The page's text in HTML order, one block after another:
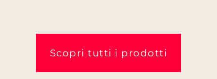
Scopri tutti i prodotti